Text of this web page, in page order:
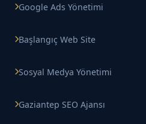
Google Ads Yönetimi
Başlangıç Web Site
Sosyal Medya Yönetimi
Gaziantep SEO Ajansı